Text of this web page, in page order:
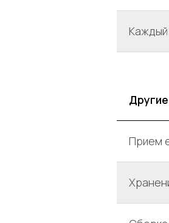
Прием